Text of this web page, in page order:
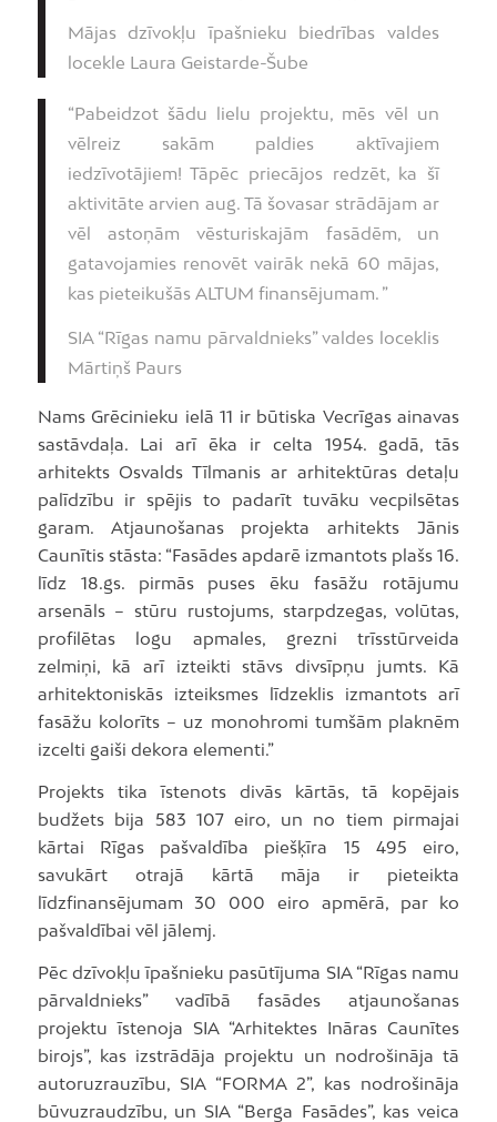
Mājas dzīvokļu īpašnieku biedrības valdes
locekle Laura Geistarde-Šube
“Pabeidzot šādu lielu projektu, mēs vēl un
vēlreiz sakām paldies aktīvajiem
iedzīvotājiem! Tāpēc priecājos redzēt, ka šī
aktivitāte arvien aug. Tā šovasar strādājam ar
vēl astoņām vēsturiskajām fasādēm, un
gatavojamies renovēt vairāk nekā 60 mājas,
kas pieteikušās ALTUM finansējumam. ”
SIA “Rīgas namu pārvaldnieks” valdes loceklis
Mārtiņš Paurs
Nams Grēcinieku ielā 11 ir būtiska Vecrīgas ainavas
sastāvdaļa. Lai arī ēka ir celta 1954. gadā, tās
arhitekts Osvalds Tīlmanis ar arhitektūras detaļu
palīdzību ir spējis to padarīt tuvāku vecpilsētas
garam. Atjaunošanas projekta arhitekts Jānis
Caunītis stāsta: “Fasādes apdarē izmantots plašs 16.
līdz 18.gs. pirmās puses ēku fasāžu rotājumu
arsenāls – stūru rustojums, starpdzegas, volūtas,
profilētas logu apmales, grezni trīsstūrveida
zelmiņi, kā arī izteikti stāvs divsīpņu jumts. Kā
arhitektoniskās izteiksmes līdzeklis izmantots arī
fasāžu kolorīts – uz monohromi tumšām plaknēm
izcelti gaiši dekora elementi.”
Projekts tika īstenots divās kārtās, tā kopējais
budžets bija 583 107 eiro, un no tiem pirmajai
kārtai Rīgas pašvaldība piešķīra 15 495 eiro,
savukārt otrajā kārtā māja ir pieteikta
līdzfinansējumam 30 000 eiro apmērā, par ko
pašvaldībai vēl jālemj.
Pēc dzīvokļu īpašnieku pasūtījuma SIA “Rīgas namu
pārvaldnieks” vadībā fasādes atjaunošanas
projektu īstenoja SIA “Arhitektes Ināras Caunītes
birojs”, kas izstrādāja projektu un nodrošināja tā
autoruzrauzību, SIA “FORMA 2”, kas nodrošināja
būvuzraudzību, un SIA “Berga Fasādes”, kas veica